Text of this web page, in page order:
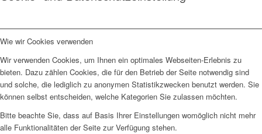
Wie wir Cookies verwenden
Wir verwenden Cookies, um Ihnen ein optimales Webseiten-Erlebnis zu
bieten. Dazu zählen Cookies, die für den Betrieb der Seite notwendig sind
und solche, die lediglich zu anonymen Statistikzwecken benutzt werden. Sie
können selbst entscheiden, welche Kategorien Sie zulassen möchten.
Bitte beachte Sie, dass auf Basis Ihrer Einstellungen womöglich nicht mehr
alle Funktionalitäten der Seite zur Verfügung stehen.